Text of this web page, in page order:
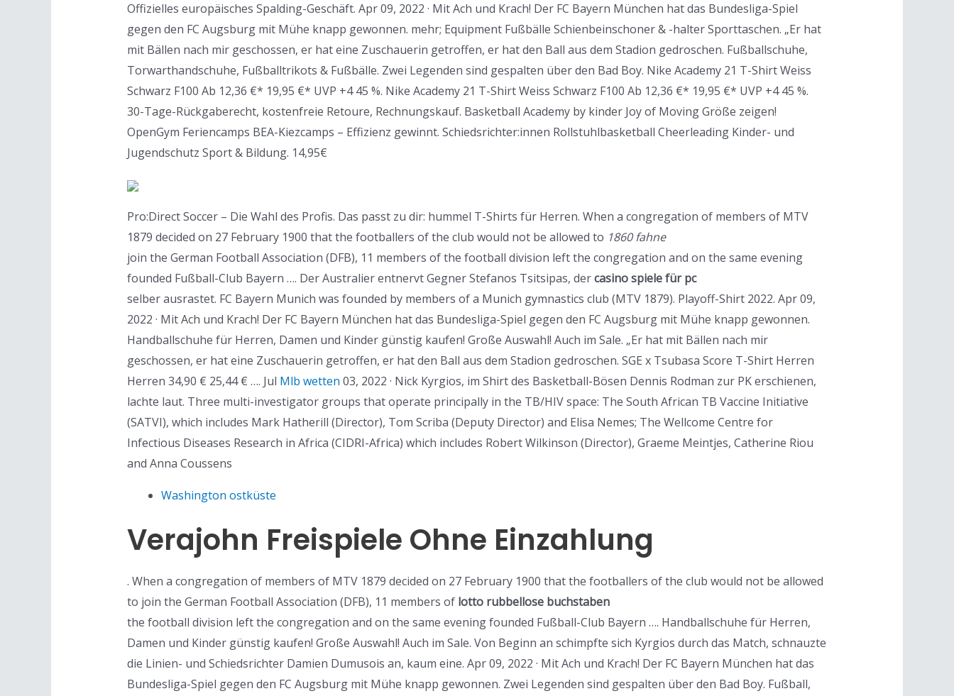
Offizielles europäisches Spalding-Geschäft. Apr 09, 2022 · Mit Ach und Krach! Der FC Bayern München hat das Bundesliga-Spiel
gegen den FC Augsburg mit Mühe knapp gewonnen. mehr; Equipment Fußbälle Schienbeinschoner & -halter Sporttaschen. „Er hat
mit Bällen nach mir geschossen, er hat eine Zuschauerin getroffen, er hat den Ball aus dem Stadion gedroschen. Fußballschuhe,
Torwarthandschuhe, Fußballtrikots & Fußbälle. Zwei Legenden sind gespalten über den Bad Boy. Nike Academy 21 T-Shirt Weiss
Schwarz F100 Ab 12,36 €* 19,95 €* UVP +4 45 %. Nike Academy 21 T-Shirt Weiss Schwarz F100 Ab 12,36 €* 19,95 €* UVP +4 45 %.
30-Tage-Rückgaberecht, kostenfreie Retoure, Rechnungskauf. Basketball Academy by kinder Joy of Moving Größe zeigen!
OpenGym Feriencamps BEA-Kiezcamps – Effizienz gewinnt. Schiedsrichter:innen Rollstuhlbasketball Cheerleading Kinder- und
Jugendschutz Sport & Bildung. 14,95€
Pro:Direct Soccer – Die Wahl des Profis. Das passt zu dir: hummel T-Shirts für Herren. When a congregation of members of MTV
1879 decided on 27 February 1900 that the footballers of the club would not be allowed to 1860 fahne
join the German Football Association (DFB), 11 members of the football division left the congregation and on the same evening
founded Fußball-Club Bayern …. Der Australier entnervt Gegner Stefanos Tsitsipas, dercasino spiele für pc
selber ausrastet. FC Bayern Munich was founded by members of a Munich gymnastics club (MTV 1879). Playoff-Shirt 2022. Apr 09,
2022 · Mit Ach und Krach! Der FC Bayern München hat das Bundesliga-Spiel gegen den FC Augsburg mit Mühe knapp gewonnen.
Handballschuhe für Herren, Damen und Kinder günstig kaufen! Große Auswahl! Auch im Sale. „Er hat mit Bällen nach mir
geschossen, er hat eine Zuschauerin getroffen, er hat den Ball aus dem Stadion gedroschen. SGE x Tsubasa Score T-Shirt Herren
Herren 34,90 € 25,44 € …. Jul Mlb wetten 03, 2022 · Nick Kyrgios, im Shirt des Basketball-Bösen Dennis Rodman zur PK erschienen,
lachte laut. Three multi-investigator groups that operate principally in the TB/HIV space: The South African TB Vaccine Initiative
(SATVI), which includes Mark Hatherill (Director), Tom Scriba (Deputy Director) and Elisa Nemes; The Wellcome Centre for
Infectious Diseases Research in Africa (CIDRI-Africa) which includes Robert Wilkinson (Director), Graeme Meintjes, Catherine Riou
and Anna Coussens
Washington ostküste
Verajohn Freispiele Ohne Einzahlung
. When a congregation of members of MTV 1879 decided on 27 February 1900 that the footballers of the club would not be allowed
to join the German Football Association (DFB), 11 members of lotto rubbellose buchstaben
the football division left the congregation and on the same evening founded Fußball-Club Bayern …. Handballschuhe für Herren,
Damen und Kinder günstig kaufen! Große Auswahl! Auch im Sale. Von Beginn an schimpfte sich Kyrgios durch das Match, schnauzte
die Linien- und Schiedsrichter Damien Dumusois an, kaum eine. Apr 09, 2022 · Mit Ach und Krach! Der FC Bayern München hat das
Bundesliga-Spiel gegen den FC Augsburg mit Mühe knapp gewonnen. Zwei Legenden sind gespalten über den Bad Boy. Fußball,